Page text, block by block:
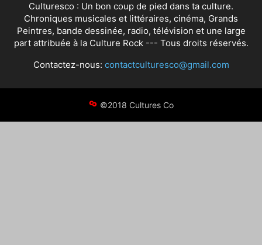
Culturesco : Un bon coup de pied dans ta culture.
Chroniques musicales et littéraires, cinéma, Grands
Peintres, bande dessinée, radio, télévision et une large
part attribuée à la Culture Rock --- Tous droits réservés.
Contactez-nous: contactculturesco@gmail.com
©2018 Cultures Co